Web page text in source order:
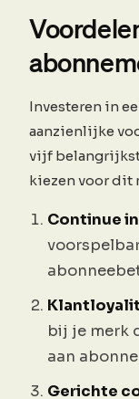
Investeren in
aanzienlijke
vijf
kiezen voor dit
Continue
bij je merk
aan
Gerichte